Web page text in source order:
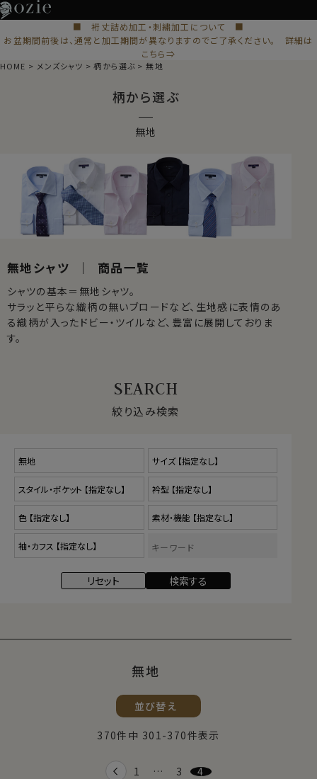
■ 裄丈詰め加工・刺繍加工について ■
お盆期間前後は、通常と加工期間が異なりますのでご了承ください。 詳細は
こちら⇒
HOME メンズシャツ 柄から選ぶ 無地
柄から選ぶ
無地
無地シャツ ｜ 商品一覧
シャツの基本＝無地シャツ。
サラッと平らな織柄の無いブロードなど、生地感に表情のあ
る織柄が入ったドビー・ツイルなど、豊富に展開しておりま
す。
絞り込み検索
無地
並び替え
370件中 301-370件表示
1 … 3 4